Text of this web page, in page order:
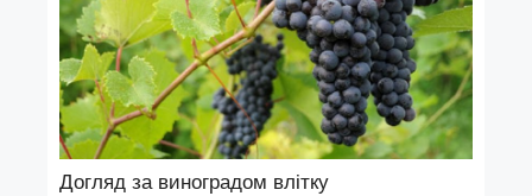
Догляд за виноградом влітку